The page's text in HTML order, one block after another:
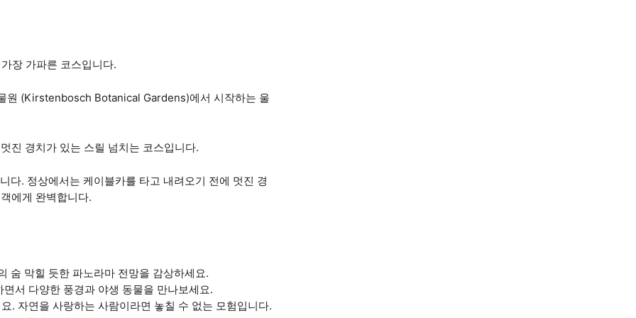
장 가파른 코스입니다.
(Kirstenbosch Botanical Gardens)에서 시작하는 울
진 경치가 있는 스릴 넘치는 코스입니다.
다. 정상에서는 케이블카를 타고 내려오기 전에 멋진 경
에게 완벽합니다.
숨 막힐 듯한 파노라마 전망을 감상하세요.
서 다양한 풍경과 야생 동물을 만나보세요.
. 자연을 사랑하는 사람이라면 놓칠 수 없는 모험입니다.